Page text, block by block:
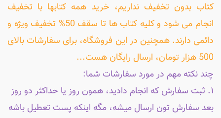
کتاب بدون تخفیف نداریم، خرید همه کتابها با تخفیف
انجام می شود و کلیه کتاب ها تا سقف 50% تخفیف ویژه و
دائمی دارند. همچنین در این فروشگاه، برای سفارشات بالای
500 هزار تومان، ارسال رایگان هست...
چند نکته مهم در مورد سفارشات شما:
۱. ثبت سفارش که انجام دادید، همون روز یا حداکثر دو روز
بعد سفارش تون ارسال میشه، مگه اینکه پست تعطیل باشه